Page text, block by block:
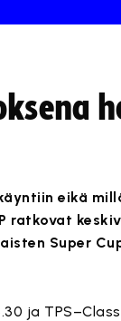
eikä
ratkovat
Super
ja